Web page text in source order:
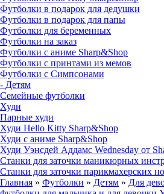
Футболки в подарок для дедушки
Футболки в подарок для папы
Футболки для беременных
Футболки на заказ
Футболки с аниме Sharp&Shop
Футболки с принтами из мемов
Футболки с Симпсонами
- Детям
Семейные футболки
Худи
Парные худи
Худи Hello Kitty Sharp&Shop
Худи с аниме Sharp&Shop
Худи Уэнсдей Аддамс Wednesday от
Станки для заточки маникюрных
Станки для заточки парикмахерских
Главная » Футболки » Детям » Для